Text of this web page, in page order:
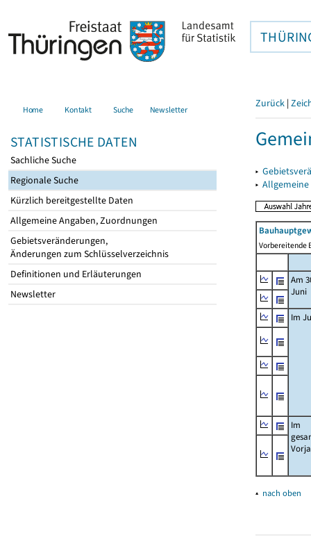
Home Kontakt Suche Newsletter
STATISTISCHE DATEN
Sachliche Suche
Regionale Suche
Kürzlich bereitgestellte Daten
Allgemeine Angaben, Zuordnungen
Gebietsveränderungen,
Änderungen zum Schlüsselverzeichnis
Definitionen und Erläuterungen
Newsletter
Zurück |
▸
▸
Vorbereitende
Am
Juni
Im
Im
▴ nach oben